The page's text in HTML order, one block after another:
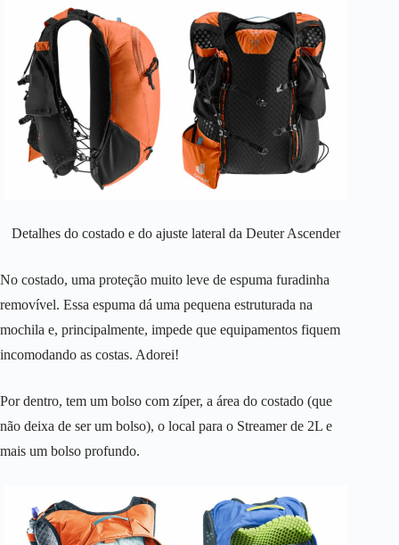
Detalhes do costado e do ajuste lateral da Deuter Ascender
No costado, uma proteção muito leve de espuma furadinha
removível. Essa espuma dá uma pequena estruturada na
mochila e, principalmente, impede que equipamentos fiquem
incomodando as costas. Adorei!
Por dentro, tem um bolso com zíper, a área do costado (que
não deixa de ser um bolso), o local para o Streamer de 2L e
mais um bolso profundo.